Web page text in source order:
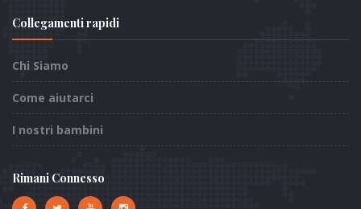
Collegamenti rapidi
Chi Siamo
Come aiutarci
I nostri bambini
Rimani Connesso